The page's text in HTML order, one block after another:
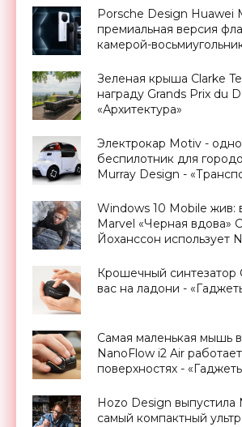
Porsche Design Huawei
премиальная версия
камерой-
Зеленая крыша Clarke
награду Grands Prix du
«Архитектура»
Электрокар Motiv -
беспилотник для
Murray Design -
Windows 10 Mobile жив:
Marvel «Черная вдова»
Йоханссон использует
Крошечный синтезатор
вас на ладони -
Самая маленькая мышь
NanoFlow i2 Air
поверхностях -
Hozo Design
самый компактный